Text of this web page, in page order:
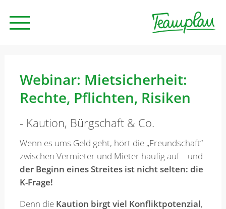
Beratung
Unternehmen
News
Webinar: Mietsicherheit:
Rechte, Pflichten, Risiken
- Kaution, Bürgschaft & Co.
Wenn es ums Geld geht, hört die „Freundschaft“
zwischen Vermieter und Mieter häufig auf – und
der Beginn eines Streites ist nicht selten: die
K-Frage!
Denn die Kaution birgt viel Konfliktpotenzial,